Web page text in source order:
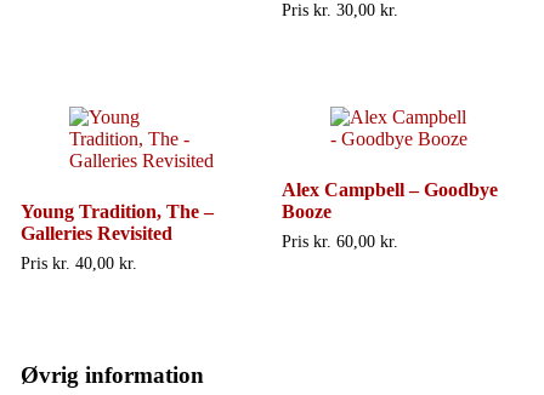
Pris kr.30,00
Young Tradition, The –
Galleries Revisited
Pris kr. 40,00
Alex Campbell – Goodbye
Booze
Pris kr.60,00
Øvrig information